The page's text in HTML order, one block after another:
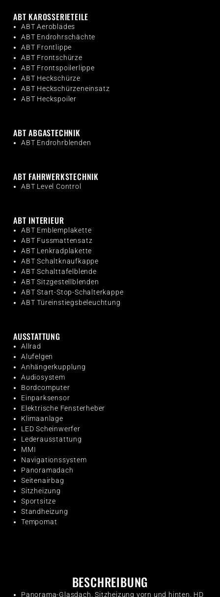
ABT KAROSSERIETEILE
ABT Aeroblades
ABT Endrohrschächte
ABT Frontlippe
ABT Frontschürze
ABT Frontspoilerlippe
ABT Heckschürze
ABT Heckschürzeneinsatz
ABT Heckspoiler
ABT ABGASTECHNIK
ABT Endrohrblenden
ABT FAHRWERKSTECHNIK
ABT Level Control
ABT INTERIEUR
ABT Emblemplakette
ABT Fussmattensatz
ABT Lenkradplakette
ABT Schaltknaufkappe
ABT Schalttafelblende
ABT Sitzgestellblenden
ABT Start-Stop-Schalterkappe
ABT Türeinstiegsbeleuchtung
AUSSTATTUNG
Allrad
Alufelgen
Anhängerkupplung
Audiosystem
Bordcomputer
Einparksensor
Elektrische Fensterheber
Klimaanlage
LED Scheinwerfer
Lederausstattung
MMI
Navigationssystem
Panoramadach
Seitenairbag
Sitzheizung
Sportsitze
Standheizung
Tempomat
BESCHREIBUNG
Panorama-Glasdach, Sitzheizung vorn und hinten, HD